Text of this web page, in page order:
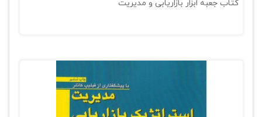
کتاب جعبه ابزار بازاریابی و مدیریت